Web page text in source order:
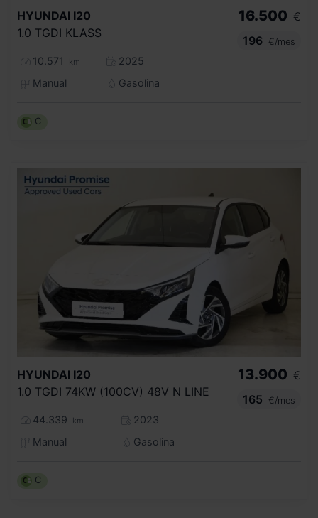
HYUNDAI I20
1.0 TGDI KLASS
10.571 km
2025
Manual
Gasolina
16.500 €
196
€/mes
C
HYUNDAI I20
1.0 TGDI 74KW (100CV) 48V N LINE
44.339 km
2023
Manual
Gasolina
13.900 €
165
€/mes
C